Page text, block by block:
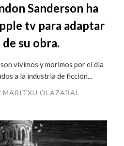
Sanderson ha
tv para adaptar
su obra.
vivimos y morimos por el día
a la industria de ficción...
MARITXU OLAZABAL